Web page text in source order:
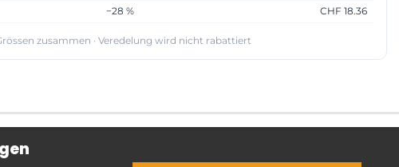
−28 % CHF 18.36
zusammen · Veredelung wird nicht rabattiert